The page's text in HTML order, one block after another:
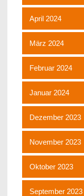
April 2024
März 2024
Februar 2024
Januar 2024
Dezember 2023
November 2023
Oktober 2023
September 2023